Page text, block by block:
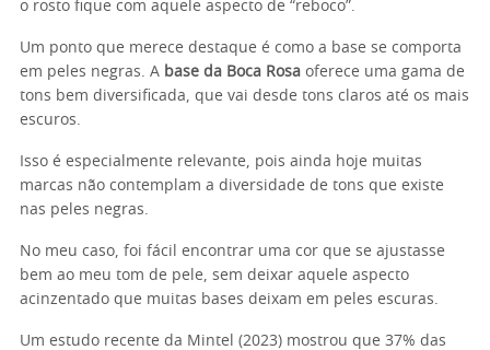
o rosto fique com aquele aspecto de “reboco”.
Um ponto que merece destaque é como a base se comporta
em peles negras. A base da Boca Rosa oferece uma gama de
tons bem diversificada, que vai desde tons claros até os mais
escuros.
Isso é especialmente relevante, pois ainda hoje muitas
marcas não contemplam a diversidade de tons que existe
nas peles negras.
No meu caso, foi fácil encontrar uma cor que se ajustasse
bem ao meu tom de pele, sem deixar aquele aspecto
acinzentado que muitas bases deixam em peles escuras.
Um estudo recente da Mintel (2023) mostrou que 37% das